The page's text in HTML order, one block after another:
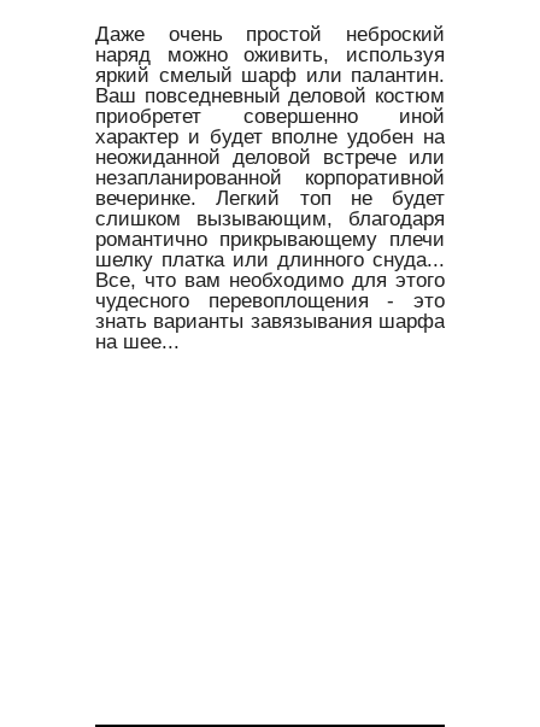
Даже очень простой неброский
наряд можно оживить, используя
яркий смелый шарф или палантин.
Ваш повседневный деловой костюм
приобретет совершенно иной
характер и будет вполне удобен на
неожиданной деловой встрече или
незапланированной корпоративной
вечеринке. Легкий топ не будет
слишком вызывающим, благодаря
романтично прикрывающему плечи
шелку платка или длинного снуда...
Все, что вам необходимо для этого
чудесного перевоплощения - это
знать варианты завязывания шарфа
на шее...